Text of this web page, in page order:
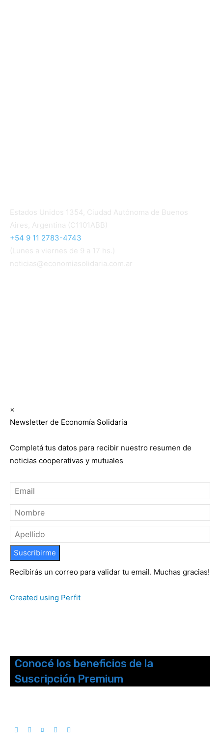
Estados Unidos 1354, Ciudad Autónoma de Buenos
Aires, Argentina (C1101ABB)
+54 9 11 2783-4743
(Lunes a viernes de 9 a 17 hs.)
noticias@economiasolidaria.com.ar
×
Newsletter de Economía Solidaria
Completá tus datos para recibir nuestro resumen de
noticias cooperativas y mutuales
Suscribirme
Recibirás un correo para validar tu email. Muchas gracias!
Created using Perfit
Conocé los beneficios de la
Suscripción Premium